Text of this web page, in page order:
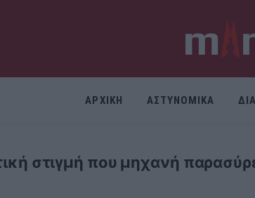
ΑΡΧΙΚΗ ΑΣΤΥΝΟΜΙΚΑ
στιγμή που μηχανή